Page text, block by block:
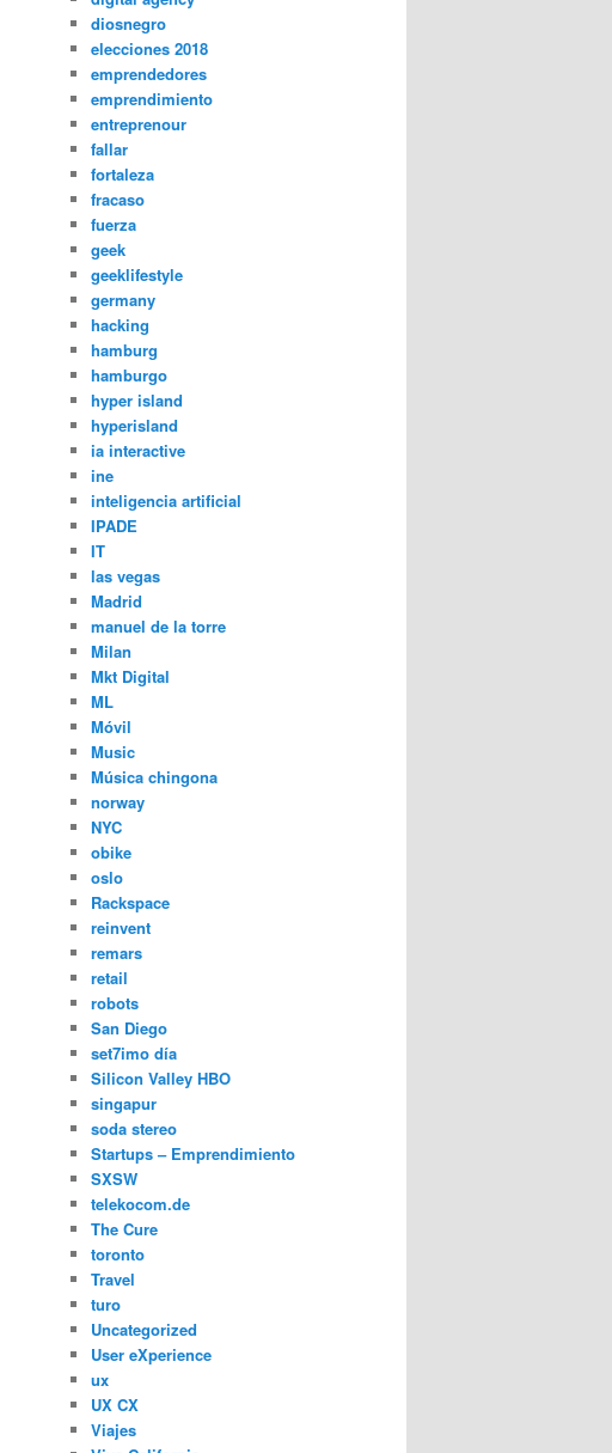
diosnegro
elecciones 2018
emprendedores
emprendimiento
entreprenour
fallar
fortaleza
fracaso
fuerza
geek
geeklifestyle
germany
hacking
hamburg
hamburgo
hyper island
hyperisland
ia interactive
ine
inteligencia artificial
IPADE
IT
las vegas
Madrid
manuel de la torre
Milan
Mkt Digital
ML
Móvil
Music
Música chingona
norway
NYC
obike
oslo
Rackspace
reinvent
remars
retail
robots
San Diego
set7imo día
Silicon Valley HBO
singapur
soda stereo
Startups – Emprendimiento
SXSW
telekocom.de
The Cure
toronto
Travel
turo
Uncategorized
User eXperience
ux
UX CX
Viajes